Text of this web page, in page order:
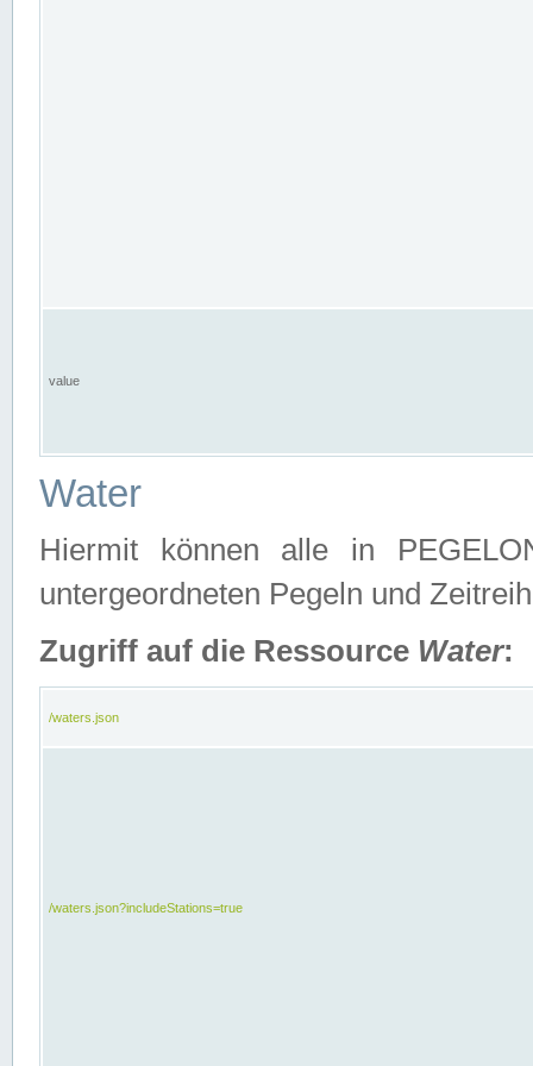
value
Water
Hiermit können alle in
untergeordneten Pegeln und
Zugriff auf die Ressource Water:
/waters.json
/waters.json?includeStations=true